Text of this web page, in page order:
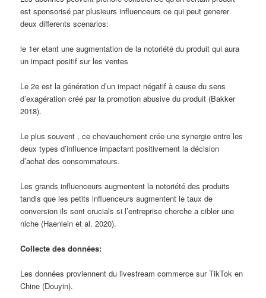
est sponsorisé par plusieurs influenceurs ce qui peut generer
deux differents scenarios:
le 1er etant une augmentation de la notoriété du produit qui aura
un impact positif sur les ventes
Le 2e est la génération d’un impact négatif à cause du sens
d’exagération créé par la promotion abusive du produit (Bakker
2018).
Le plus souvent , ce chevauchement crée une synergie entre les
deux types d’influence impactant positivement la décision
d’achat des consommateurs.
Les grands influenceurs augmentent la notoriété des produits
tandis que les petits influenceurs augmentent le taux de
conversion ils sont crucials si l’entreprise cherche a cibler une
niche (Haenlein et al. 2020).
Collecte des données:
Les données proviennent du livestream commerce sur TikTok en
Chine (Douyin).